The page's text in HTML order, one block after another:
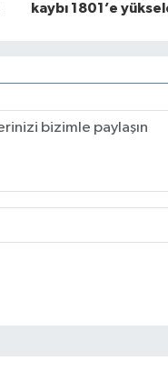
kaybı 1801’e